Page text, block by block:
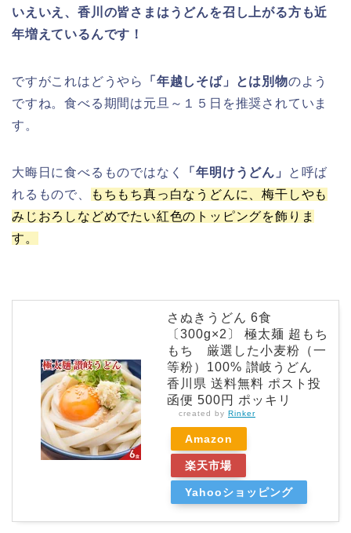
いえいえ、香川の皆さまはうどんを召し上がる方も近
年増えているんです！
ですがこれはどうやら 「年越しそば」とは別物のよう
ですね。食べる期間は元旦～１５日を推奨されていま
す。
大晦日に食べるものではなく 「年明けうどん」
と呼ば
れるもので、
もちもち真っ白なうどんに、梅干しやも
みじおろしなどめでたい紅色のトッピングを飾りま
す。
さぬきうどん 6食
〔300g×2〕 極太麺 超もち
もち 厳選した小麦粉（一
等粉）100% 讃岐うどん
香川県 送料無料 ポスト投
函便 500円 ポッキリ
created by Rinker
Amazon
楽天市場
Yahooショッピング